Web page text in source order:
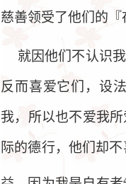
慈善领受了他们的『
就因他们不认识
反而喜爱它们，设
我，所以也不爱我
际的德行，他们却